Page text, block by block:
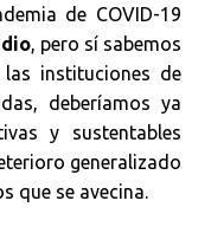
de COVID-19
, pero sí sabemos
instituciones de
deberíamos ya
y sustentables
generalizado
que se avecina.